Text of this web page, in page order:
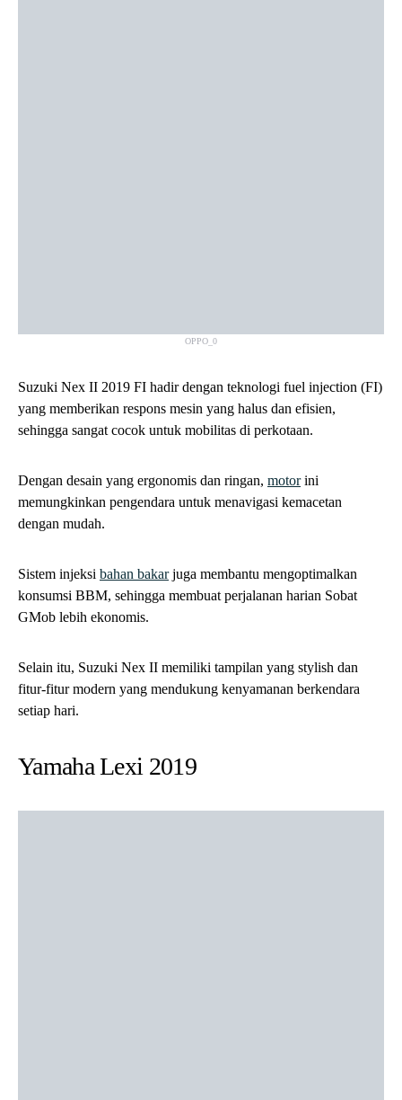
OPPO_0
Suzuki Nex II 2019 FI hadir dengan teknologi fuel injection (FI)
yang memberikan respons mesin yang halus dan efisien,
sehingga sangat cocok untuk mobilitas di perkotaan.
Dengan desain yang ergonomis dan ringan, motorini
memungkinkan pengendara untuk menavigasi kemacetan
dengan mudah.
Sistem injeksi bahan bakarjuga membantu mengoptimalkan
konsumsi BBM, sehingga membuat perjalanan harian Sobat
GMob lebih ekonomis.
Selain itu, Suzuki Nex II memiliki tampilan yang stylish dan
fitur-fitur modern yang mendukung kenyamanan berkendara
setiap hari.
Yamaha Lexi 2019